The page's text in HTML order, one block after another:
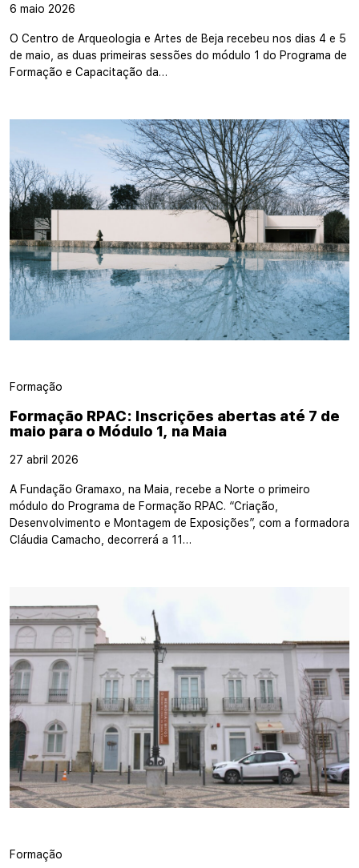
6 maio 2026
O Centro de Arqueologia e Artes de Beja recebeu nos dias 4 e 5
de maio, as duas primeiras sessões do módulo 1 do Programa de
Formação e Capacitação da…
Formação
Formação RPAC: Inscrições abertas até 7 de
maio para o Módulo 1, na Maia
27 abril 2026
A Fundação Gramaxo, na Maia, recebe a Norte o primeiro
módulo do Programa de Formação RPAC. “Criação,
Desenvolvimento e Montagem de Exposições”, com a formadora
Cláudia Camacho, decorrerá a 11…
Formação